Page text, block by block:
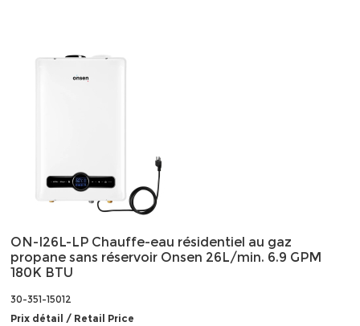
ON-I26L-LP Chauffe-eau résidentiel au gaz
propane sans réservoir Onsen 26L/min. 6.9 GPM
180K BTU
30-351-15012
Prix détail / Retail Price